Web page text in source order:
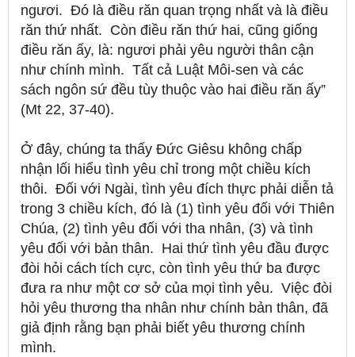
ngươi. Đó là điều răn quan trọng nhất và là điều
răn thứ nhất. Còn điều răn thứ hai, cũng giống
điều răn ấy, là: ngươi phải yêu người thân cận
như chính mình. Tất cả Luật Môi-sen và các
sách ngôn sứ đều tùy thuộc vào hai điều răn ấy”
(Mt 22, 37-40).
Ở đây, chúng ta thấy Đức Giêsu không chấp
nhận lối hiểu tình yêu chỉ trong một chiều kích
thôi. Đối với Ngài, tình yêu đích thực phải diễn tả
trong 3 chiều kích, đó là (1) tình yêu đối với Thiên
Chúa, (2) tình yêu đối với tha nhân, (3) và tình
yêu đối với bản thân. Hai thứ tình yêu đầu được
đòi hỏi cách tích cực, còn tình yêu thứ ba được
đưa ra như một cơ sở của mọi tình yêu. Việc đòi
hỏi yêu thương tha nhân như chính bản thân, đã
giả định rằng bạn phải biết yêu thương chính
mình.